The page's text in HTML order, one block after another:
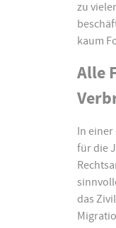
zu
kaum
Alle
In
für die
das